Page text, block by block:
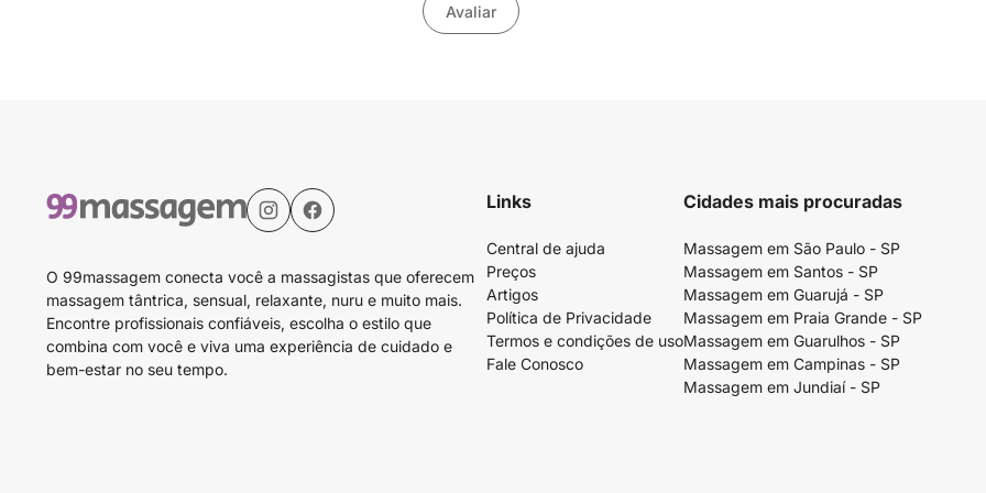
Avaliar
O 99massagem conecta você a massagistas que oferecem
massagem tântrica, sensual, relaxante, nuru e muito mais.
Encontre profissionais confiáveis, escolha o estilo que
combina com você e viva uma experiência de cuidado e
bem-estar no seu tempo.
Links
Central de ajuda
Preços
Artigos
Política de Privacidade
Termos e condições de uso
Fale Conosco
Cidades mais procuradas
Massagem em São Paulo - SP
Massagem em Santos - SP
Massagem em Guarujá - SP
Massagem em Praia Grande - SP
Massagem em Guarulhos - SP
Massagem em Campinas - SP
Massagem em Jundiaí - SP